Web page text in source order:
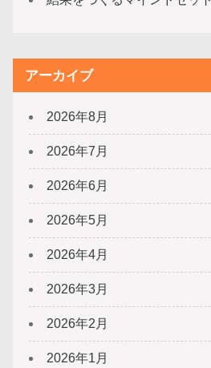
アーカイブ
2026年8月
2026年7月
2026年6月
2026年5月
2026年4月
2026年3月
2026年2月
2026年1月